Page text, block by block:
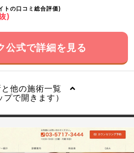
トの口コミ総合評価)
)
公式で詳細を見る
他の施術一覧
プで開きます）